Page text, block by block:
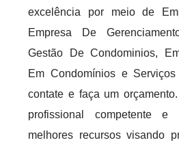
excelência por meio de
Empresa De
Gestão De Condominios,
Em Condomínios e
contate e faça um
profissional competente
melhores recursos visando